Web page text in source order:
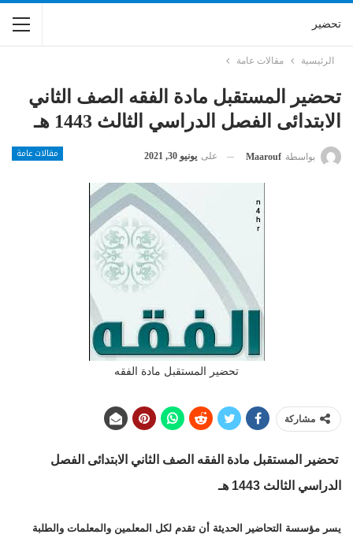
تحضير
الرئيسية مقالات عامة
تحضير المستقبل مادة الفقه الصف الثاني
الابتدائى الفصل الدراسي الثالث 1443 هـ
مقالات عامة بواسطة Maarouf على يونيو 30, 2021
تحضير المستقبل مادة الفقه
مشاركة
تحضير المستقبل مادة الفقه الصف الثاني الابتدائى الفصل
الدراسي الثالث 1443 هـ
يسر مؤسسة التحاضير الحديثة أن تقدم لكل المعلمين والمعلمات والطلبة